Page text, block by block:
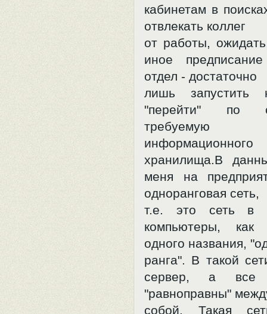
кабинетам в
отвлекать коллег
от работы,
иное
отдел - достаточно
лишь запустить
"перейти" по
информационного
хранилища.В
меня на
одноранговая сеть,
т.е. это сеть в
компьютеры,
одного названия,
ранга". В такой
сервер, а все
"равноправны"
собой. Такая